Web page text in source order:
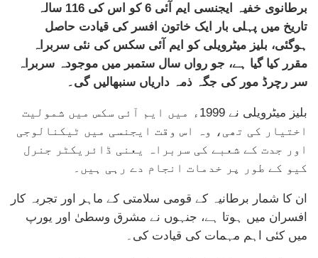
برطانوی خفیہ ایجنسی ایم آئی 6 کو اس کی 116 سالہ
تاریخ میں پہلی بار ایک خاتون افسر کی قیادت حاصل
ہوگئی، بلیز میٹرویلی کو ایم آئی سکس کی نئی سربراہ
مقرر کیا گیا ہے، جو رواں سال ستمبر میں موجودہ سربراہ
سر رچرڈ مور کی جگہ ذمہ داریاں سنبھالیں گی۔
بلیز میٹرویلی نے 1999ء میں ایم آئی سکس میں شمولیت
اختیار کی تھی، وہ اس وقت ایجنسی میں ٹیکنالوجی
اور جدت کے شعبے کی سربراہ یعنی ڈائریکٹر جنرل
کیو کے طور پر خدمات انجام دے رہی ہیں۔
ان کا شمار برطانیہ کے قومی سلامتی کے ماہر اور تجربہ کار
افسران میں ہوتا ہے، جنہوں نے مشرق وسطیٰ اور یورپ
میں کئی اہم مہمات کی قیادت کی۔